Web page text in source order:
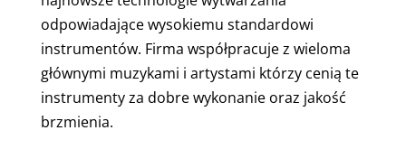
odpowiadające wysokiemu standardowi
instrumentów. Firma współpracuje z wieloma
głównymi muzykami i artystami którzy cenią te
instrumenty za dobre wykonanie oraz jakość
brzmienia.